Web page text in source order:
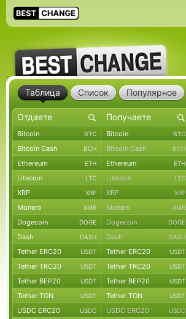
Таблица Список Популярное
Bitcoin BTC Bitcoin BTC
Bitcoin Cash BCH Bitcoin Cash BCH
Ethereum ETH Ethereum ETH
Litecoin LTC Litecoin LTC
XRP XRP XRP XRP
Monero XMR Monero XMR
Dogecoin DOGE Dogecoin DOGE
Dash DASH Dash DASH
Tether ERC20 USDT Tether ERC20 USDT
Tether TRC20 USDT Tether TRC20 USDT
Tether BEP20 USDT Tether BEP20 USDT
Tether TON USDT Tether TON USDT
USDC ERC20 USDC USDC ERC20 USDC